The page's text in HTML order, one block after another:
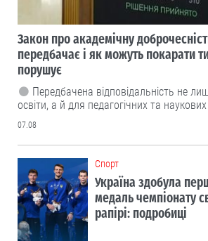
Закон про академічну
передбачає і як можуть покарати
порушує
Передбачена відповідальність не
освіти, а й для педагогічних та наукових
07.08
Cпорт
Україна здобула
медаль чемпіонату
рапірі: подробиці